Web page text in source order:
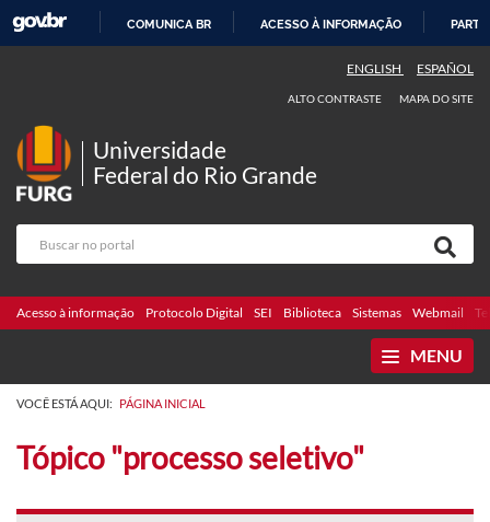
COMUNICA BR ACESSO À INFORMAÇÃO
ENGLISH ESPAÑOL
ALTO CONTRASTE MAPA DO SITE
Universidade
Federal do Rio Grande
Acesso à informação Protocolo Digital SEI Biblioteca Sistemas Webmail
MENU
VOCÊ ESTÁ AQUI: PÁGINA INICIAL
Tópico "processo seletivo"